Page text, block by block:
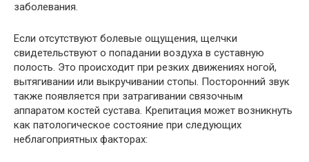
заболевания.
Если отсутствуют болевые ощущения, щелчки
свидетельствуют о попадании воздуха в суставную
полость. Это происходит при резких движениях ногой,
вытягивании или выкручивании стопы. Посторонний звук
также появляется при затрагивании связочным
аппаратом костей сустава. Крепитация может возникнуть
как патологическое состояние при следующих
неблагоприятных факторах: